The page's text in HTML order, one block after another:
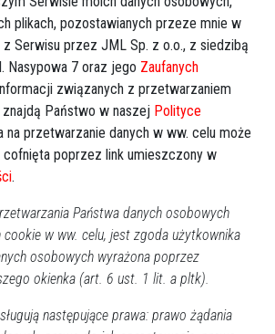
plikach, pozostawianych przeze mnie w
z Serwisu przez JML Sp. z o.o., z siedzibą
Nasypowa 7 oraz jego Zaufanych
związanych z przetwarzaniem
Państwo w naszej Polityce
na przetwarzanie danych w ww. celu może
poprzez link umieszczony w
.
Państwa danych osobowych
w ww. celu, jest zgoda użytkownika
osobowych wyrażona poprzez
okienka (art. 6 ust. 1 lit. a pltk).
następujące prawa: prawo żądania